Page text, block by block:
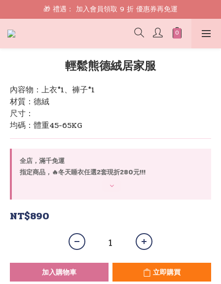
🎁 禮遇： 加入會員領取 9 折 優惠券再免運
🎁 禮遇： 加入會員領取 9 折 優惠券再免運
📱 綁定 LINE 好友，現領 $100 購物金！
🎁 禮遇： 加入會員領取 9 折 優惠券再免運
輕鬆熊德絨居家服
內容物：上衣*1、褲子*1
材質：德絨
尺寸：
均碼：體重45-65KG
全店，滿千免運
指定商品，🔥冬天睡衣任選2套現折280元!!!
NT$890
加入購物車 立即購買